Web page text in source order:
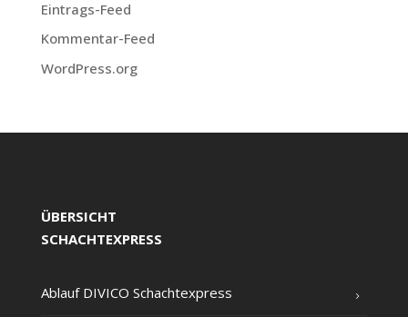
Eintrags-Feed
Kommentar-Feed
WordPress.org
ÜBERSICHT
SCHACHTEXPRESS
Ablauf DIVICO Schachtexpress